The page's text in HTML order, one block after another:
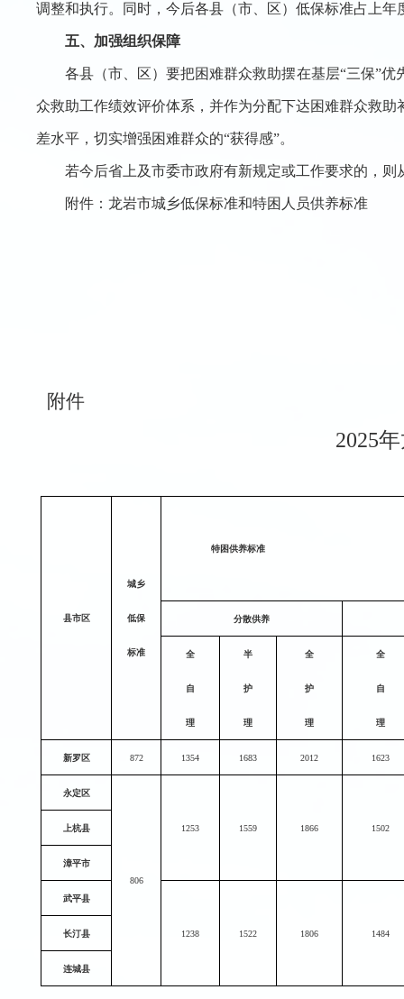
调整和执行。同时，今后各县（市、区）低保标准占上
五、加强组织保障
各县（市、区）要把困难群众救助摆在基层“三保”优
众救助工作绩效评价体系，并作为分配下达困难群众救
差水平，切实增强困难群众的“获得感”。
若今后省上及市委市政府有新规定或工作要求的，则
附件：龙岩市城乡低保标准和特困人员供养标准
附件
2025
县市区
城乡
低保
标准
特困供养标准
分散供养
全
自
理
半
护
理
全
护
理
全
自
理
新罗区 872 1354 1683 2012 1623
永定区
806
1253 1559 1866 1502
上杭县
漳平市
武平县
1238 1522 1806 1484
长汀县
连城县